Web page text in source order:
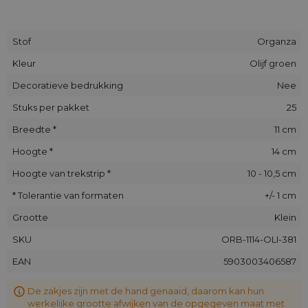
Stof
Organza
Kleur
Olijf groen
Decoratieve bedrukking
Nee
Stuks per pakket
25
Breedte *
11 cm
Hoogte *
14 cm
Hoogte van trekstrip *
10 - 10,5 cm
* Tolerantie van formaten
+/- 1 cm
Grootte
Klein
SKU
ORB-1114-OLI-381
EAN
5903003406587
De zakjes zijn met de hand genaaid, daarom kan hun
werkelijke grootte afwijken van de opgegeven maat met